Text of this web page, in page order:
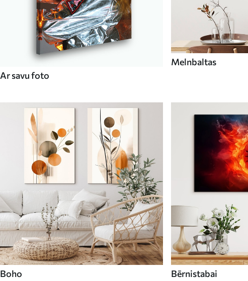
Ar savu foto
Melnbaltas
Boho Bērnistabai